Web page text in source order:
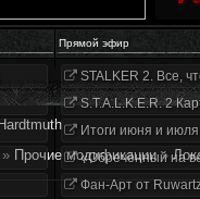
Прямой эфир
STALKER 2. Все,
S.T.A.L.K.E.R. 2
Итоги июня и
«Обречённый на
Фан-Арт от
» Прочие модификации »